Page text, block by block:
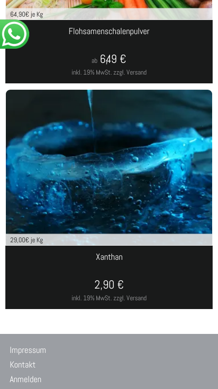
64,90€ je Kg
Flohsamenschalenpulver
inkl. 19% MwSt. zzgl. Versand
ab 6,49 €
29,00€ je Kg
Xanthan
inkl. 19% MwSt. zzgl. Versand
2,90 €
Impressum
Kontakt
Anmelden